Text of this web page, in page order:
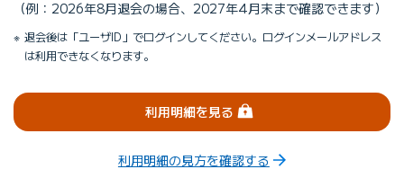
（例：2026年8⽉退会の場合、2027年4⽉末まで確認できます）
退会後は「ユーザID」でログインしてください。ログインメールアドレス
は利用できなくなります。
利用明細を見る（ログイン）
利⽤明細の⾒⽅を確認する